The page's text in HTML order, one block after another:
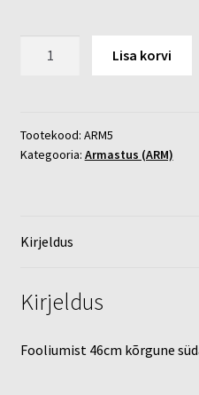
kogus
Lisa korvi
Tootekood: ARM5
Kategooria: Armastus (ARM)
Kirjeldus
Kirjeldus
Fooliumist 46cm kõrgune